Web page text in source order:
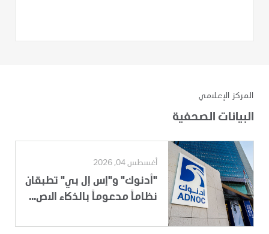
المركز الإعلامي
البيانات الصحفية
أغسطس 04, 2026
"أدنوك" و"إس إل بي" تطبقان
نظاماً مدعوماً بالذكاء الاص...